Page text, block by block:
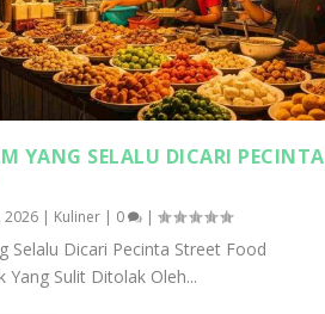
YANG SELALU DICARI PECINTA
2026| Kuliner| 0 |
Selalu Dicari Pecinta Street Food
Yang Sulit Ditolak Oleh...